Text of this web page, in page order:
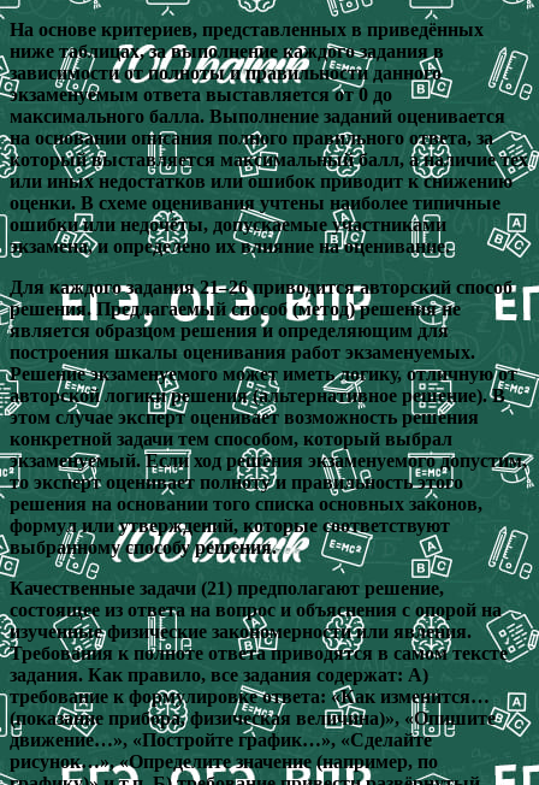
На основе критериев, представленных в приведённых
ниже таблицах, за выполнение каждого задания в
зависимости от полноты и правильности данного
экзаменуемым ответа выставляется от 0 до
максимального балла. Выполнение заданий оценивается
на основании описания полного правильного ответа, за
который выставляется максимальный балл, а наличие тех
или иных недостатков или ошибок приводит к снижению
оценки. В схеме оценивания учтены наиболее типичные
ошибки или недочёты, допускаемые участниками
экзамена, и определено их влияние на оценивание.
Для каждого задания 21–26 приводится авторский способ
решения. Предлагаемый способ (метод) решения не
является образцом решения и определяющим для
построения шкалы оценивания работ экзаменуемых.
Решение экзаменуемого может иметь логику, отличную от
авторской логики решения (альтернативное решение). В
этом случае эксперт оценивает возможность решения
конкретной задачи тем способом, который выбрал
экзаменуемый. Если ход решения экзаменуемого допустим,
то эксперт оценивает полноту и правильность этого
решения на основании того списка основных законов,
формул или утверждений, которые соответствуют
выбранному способу решения.
Качественные задачи (21) предполагают решение,
состоящее из ответа на вопрос и объяснения с опорой на
изученные физические закономерности или явления.
Требования к полноте ответа приводятся в самом тексте
задания. Как правило, все задания содержат: А)
требование к формулировке ответа: «Как изменится…
(показание прибора, физическая величина)», «Опишите
движение…», «Постройте график…», «Сделайте
рисунок…», «Определите значение (например, по